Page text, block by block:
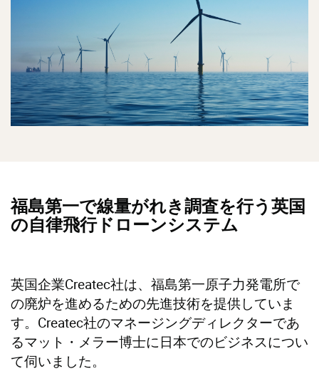
福島第一で線量がれき調査を行う英国
の自律飛行ドローンシステム
英国企業Createc社は、福島第一原子力発電所で
の廃炉を進めるための先進技術を提供していま
す。Createc社のマネージングディレクターであ
るマット・メラー博士に日本でのビジネスについ
て伺いました。